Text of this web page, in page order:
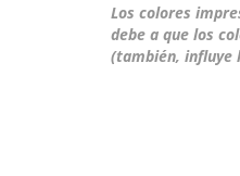
Los colores
debe a que los
(también, influye